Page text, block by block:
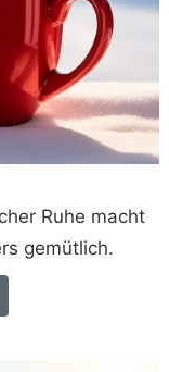
Ruhe macht
gemütlich.